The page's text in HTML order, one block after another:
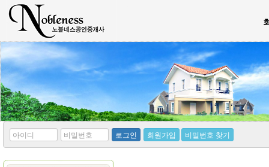
*
아
디
*
비
번
로그인 회원가입 비밀번호 찾기